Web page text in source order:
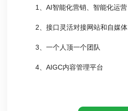
1、AI智能化营销、智能化运营
2、接口灵活对接网站和自媒体
3、一个人顶一个团队
4、AIGC内容管理平台